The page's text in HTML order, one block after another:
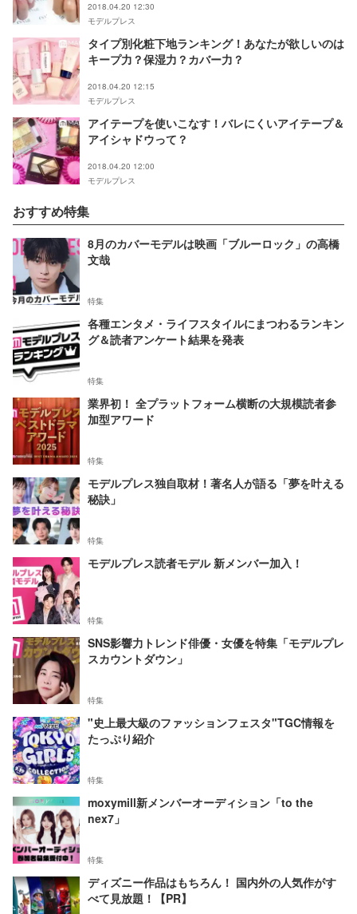
2018.04.20 12:30
モデルプレス
タイプ別化粧下地ランキング！あなたが欲しいのは
キープ力？保湿力？カバー力？
2018.04.20 12:15
モデルプレス
アイテープを使いこなす！バレにくいアイテープ＆
アイシャドウって？
2018.04.20 12:00
モデルプレス
おすすめ特集
8月のカバーモデルは映画「ブルーロック」の高橋
文哉
特集
各種エンタメ・ライフスタイルにまつわるランキン
グ＆読者アンケート結果を発表
特集
業界初！ 全プラットフォーム横断の大規模読者参
加型アワード
特集
モデルプレス独自取材！著名人が語る「夢を叶える
秘訣」
特集
モデルプレス読者モデル 新メンバー加入！
特集
SNS影響力トレンド俳優・女優を特集「モデルプレ
スカウントダウン」
特集
"史上最大級のファッションフェスタ"TGC情報を
たっぷり紹介
特集
moxymill新メンバーオーディション「to the
nex7」
特集
ディズニー作品はもちろん！ 国内外の人気作がす
べて見放題！【PR】